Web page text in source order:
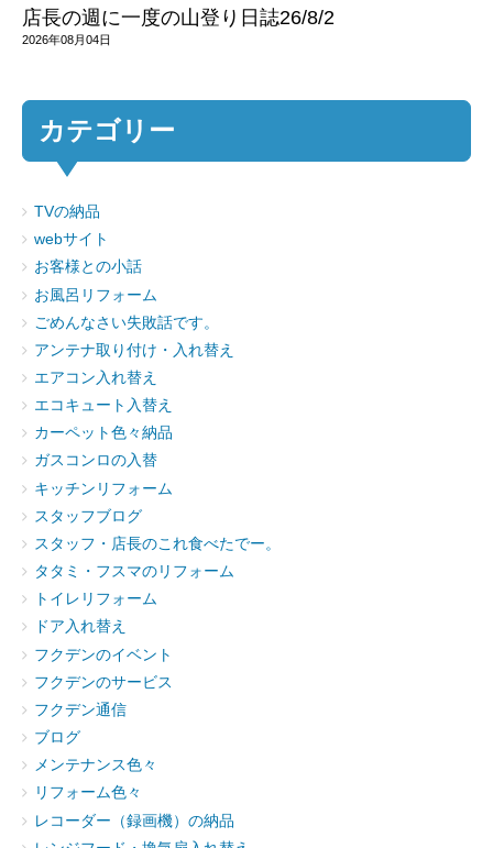
店長の週に一度の山登り日誌26/8/2
2026年08月04日
カテゴリー
TVの納品
webサイト
お客様との小話
お風呂リフォーム
ごめんなさい失敗話です。
アンテナ取り付け・入れ替え
エアコン入れ替え
エコキュート入替え
カーペット色々納品
ガスコンロの入替
キッチンリフォーム
スタッフブログ
スタッフ・店長のこれ食べたでー。
タタミ・フスマのリフォーム
トイレリフォーム
ドア入れ替え
フクデンのイベント
フクデンのサービス
フクデン通信
ブログ
メンテナンス色々
リフォーム色々
レコーダー（録画機）の納品